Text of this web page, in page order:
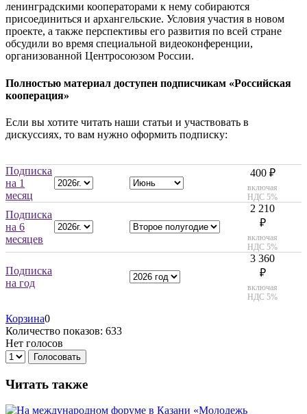
ленинградскими кооператорами к нему собираются
присоединиться и архангельские. Условия участия в новом
проекте, а также перспективы его развития по всей стране
обсудили во время специальной видеоконференции,
организованной Центросоюзом России.
Полностью материал доступен подписчикам «Российская
кооперация»
Если вы хотите читать наши статьи и участвовать в
дискуссиях, то вам нужно оформить подписку:
Подписка
на 1
месяц
400 ₽
включая
НДС 5%
Подписка
на 6
месяцев
2 210
₽
включая
НДС 5%
Подписка
на год
3 360
₽
включая
НДС 5%
Корзина0
Количество показов: 633
Нет голосов
Голосовать
Читать также